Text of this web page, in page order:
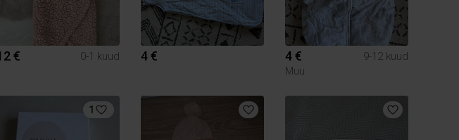
€ 0-1 kuud 4 € 4 €
9-12 kuud
Muu
1